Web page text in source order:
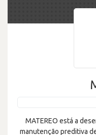
MATEREO está a
manutenção preditiva